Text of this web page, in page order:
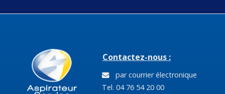
Contactez-nous :
par courrier électronique
Tel. 04 76 54 20 00